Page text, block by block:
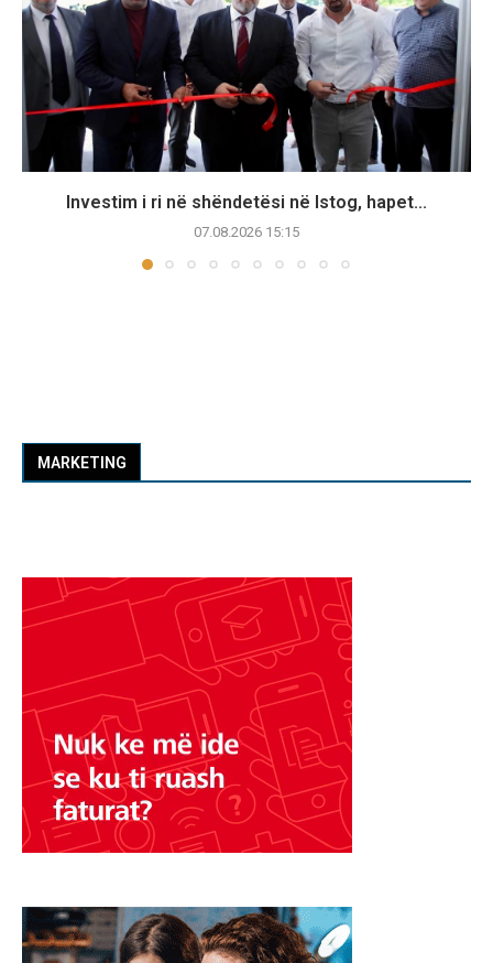
Investim i ri në shëndetësi në Istog, hapet...
07.08.2026 15:15
MARKETING